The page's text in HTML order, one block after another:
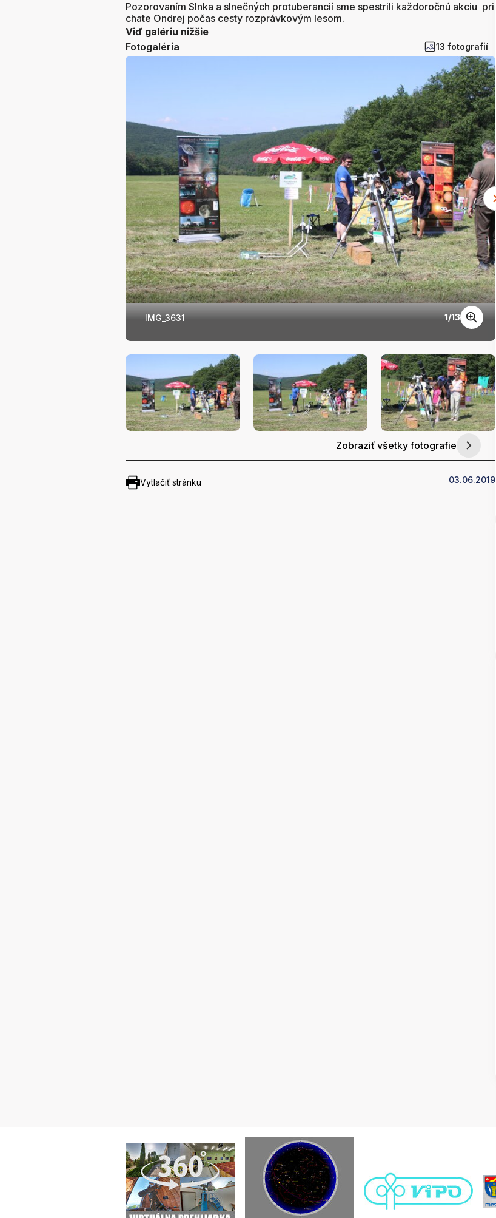
Pozorovaním Slnka a slnečných protuberancií sme spestrili každoročnú akciu pri
chate Ondrej počas cesty rozprávkovým lesom.
Viď galériu nižšie
Fotogaléria
13 fotografií
IMG_3631 1/13
Zobraziť všetky fotografie
Vytlačiť stránku 03.06.2019